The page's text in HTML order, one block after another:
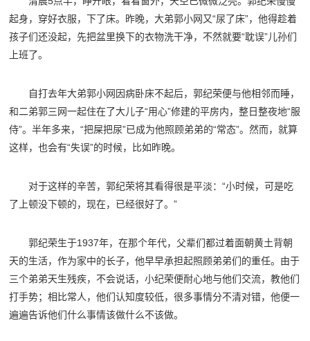
起身，穿好衣服，下了床。昨晚，大弟郭小网又“尿了床”，他得趁着
孩子们还没起，先把盆里换下的衣物洗干净，不然就要“耽误”儿孙们
上班了。
自打去年大弟郭小网因病卧床不起后，郭纪荣便与他相邻而睡，
和二弟郭三网一起住在了大儿子“用心”修建的平房内，整日整夜地“服
侍”。半年多来，“把屎把尿”已成为他照顾弟弟的“常态”。然而，就算
这样，也会有“失误”的时候，比如昨晚。
对于这样的辛苦，郭纪荣将其看得很是平淡：“小时候，可是吃
了上顿没下顿的，现在，已经很好了。”
郭纪荣生于1937年，在那个年代，父辈们都过着面朝黄土背朝
天的生活，作为家中的长子，他早早承担起照顾弟弟们的重任。由于
三个弟弟天生残疾，不会说话，小纪荣便耐心地与他们交流，教他们
打手势；相比常人，他们认知度较低，很多事情分不清对错，他便一
遍遍告诉他们什么事情该做什么不该做。